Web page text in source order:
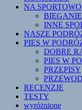
NA SPORTOWO
INNE
NASZE
PIES W
DOBRE
PIES W
PRZEPISY
RECENZJE
TESTY
wyróżnione